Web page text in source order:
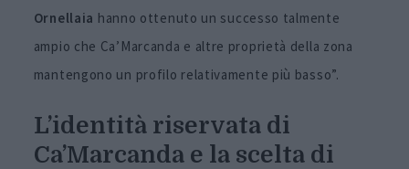
Ornellaia hanno ottenuto un successo talmente
ampio che Ca’Marcanda e altre proprietà della zona
mantengono un profilo relativamente più basso”.
L’identità riservata di
Ca’Marcanda e la scelta di